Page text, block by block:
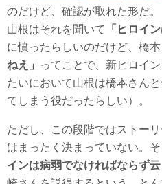
のだけど、確認が取れた形だ。
山根はそれを聞いて
「ヒロイ
に憤ったらしいのだけど、橋
ねえ」
ってことで、新ヒロイ
たいにおいて山根は橋本さん
てしまう役だったらしい）。
ただし、この段階ではストー
はまったく決まっていない。
インは病弱でなければならず云